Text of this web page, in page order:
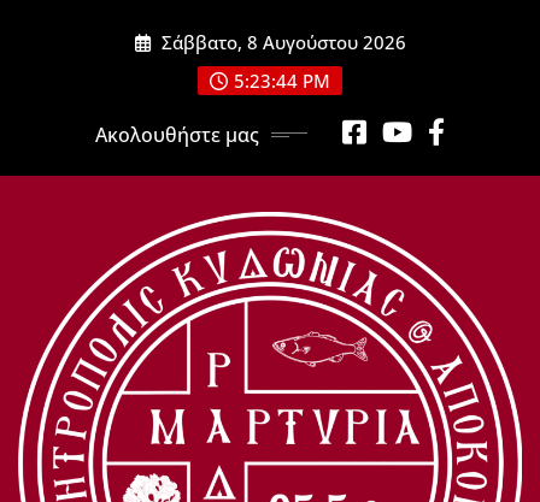
Σάββατο, 8 Αυγούστου 2026
5:23:46 PM
Ακολουθήστε μας